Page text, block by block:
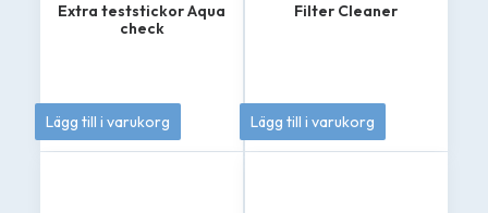
Extra teststickor Aqua
check
189kr
Lägg till i varukorg
Filter Cleaner
139kr
Lägg till i varukorg